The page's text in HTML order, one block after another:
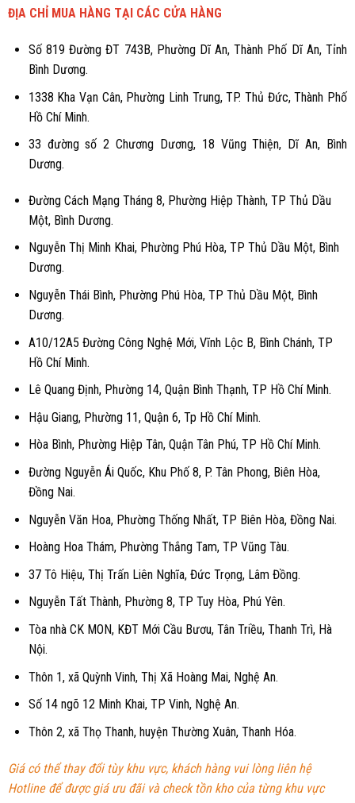
ĐỊA CHỈ MUA HÀNG TẠI CÁC CỬA HÀNG
Số 819 Đường ĐT 743B, Phường Dĩ An, Thành Phố Dĩ An, Tỉnh
Bình Dương.
1338 Kha Vạn Cân, Phường Linh Trung, TP. Thủ Đức, Thành Phố
Hồ Chí Minh.
33 đường số 2 Chương Dương, 18 Vũng Thiện, Dĩ An, Bình
Dương.
Đường Cách Mạng Tháng 8, Phường Hiệp Thành, TP Thủ Dầu
Một, Bình Dương.
Nguyễn Thị Minh Khai, Phường Phú Hòa, TP Thủ Dầu Một, Bình
Dương.
Nguyễn Thái Bình, Phường Phú Hòa, TP Thủ Dầu Một, Bình
Dương.
A10/12A5 Đường Công Nghệ Mới, Vĩnh Lộc B, Bình Chánh, TP
Hồ Chí Minh.
Lê Quang Định, Phường 14, Quận Bình Thạnh, TP Hồ Chí Minh.
Hậu Giang, Phường 11, Quận 6, Tp Hồ Chí Minh.
Hòa Bình, Phường Hiệp Tân, Quận Tân Phú, TP Hồ Chí Minh.
Đường Nguyễn Ái Quốc, Khu Phố 8, P. Tân Phong, Biên Hòa,
Đồng Nai.
Nguyễn Văn Hoa, Phường Thống Nhất, TP Biên Hòa, Đồng Nai.
Hoàng Hoa Thám, Phường Thắng Tam, TP Vũng Tàu.
37 Tô Hiệu, Thị Trấn Liên Nghĩa, Đức Trọng, Lâm Đồng.
Nguyễn Tất Thành, Phường 8, TP Tuy Hòa, Phú Yên.
Tòa nhà CK MON, KĐT Mới Cầu Bươu, Tân Triều, Thanh Trì, Hà
Nội.
Thôn 1, xã Quỳnh Vinh, Thị Xã Hoàng Mai, Nghệ An.
Số 14 ngõ 12 Minh Khai, TP Vinh, Nghệ An.
Thôn 2, xã Thọ Thanh, huyện Thường Xuân, Thanh Hóa.
Giá có thể thay đổi tùy khu vực, khách hàng vui lòng liên hệ
Hotline để được giá ưu đãi và check tồn kho của từng khu vực